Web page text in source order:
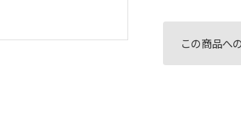
この商品へ